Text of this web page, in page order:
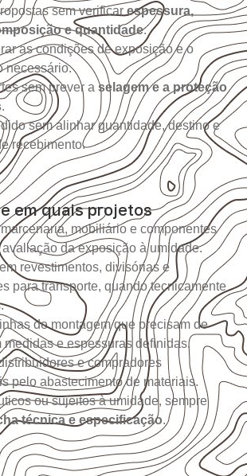
sem verificar espessura,
e quantidade.
as condições de exposição e o
necessário.
sem prever a selagem e a proteção
.
sem alinhar quantidade, destino e
recebimento.
em quais projetos
mobiliário e componentes
da exposição à umidade.
revestimentos, divisórias e
para transporte, quando tecnicamente
de montagem que precisam de
medidas e espessuras definidas.
e compradores
pelo abastecimento de materiais.
ou sujeitos à umidade, sempre
técnica e especificação.